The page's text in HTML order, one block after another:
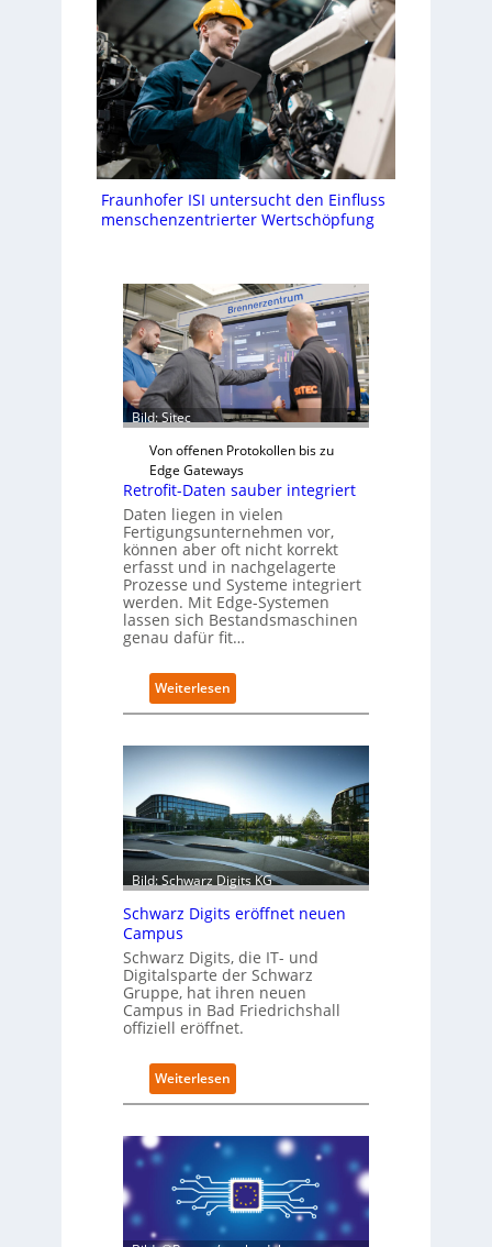
Fraunhofer ISI untersucht den Einfluss
menschenzentrierter Wertschöpfung
Bild: Sitec
Von offenen Protokollen bis zu
Edge Gateways
Retrofit-Daten sauber integriert
Daten liegen in vielen
Fertigungsunternehmen vor,
können aber oft nicht korrekt
erfasst und in nachgelagerte
Prozesse und Systeme integriert
werden. Mit Edge-Systemen
lassen sich Bestandsmaschinen
genau dafür fit…
Weiterlesen:
R
t
r
o
f
i
t
-
D
t
n
s
a
u
e
r
i
t
e
g
r
e
Bild: Schwarz Digits KG
Schwarz Digits eröffnet neuen
Campus
Schwarz Digits, die IT- und
Digitalsparte der Schwarz
Gruppe, hat ihren neuen
Campus in Bad Friedrichshall
offiziell eröffnet.
Weiterlesen:
S
h
w
a
r
z